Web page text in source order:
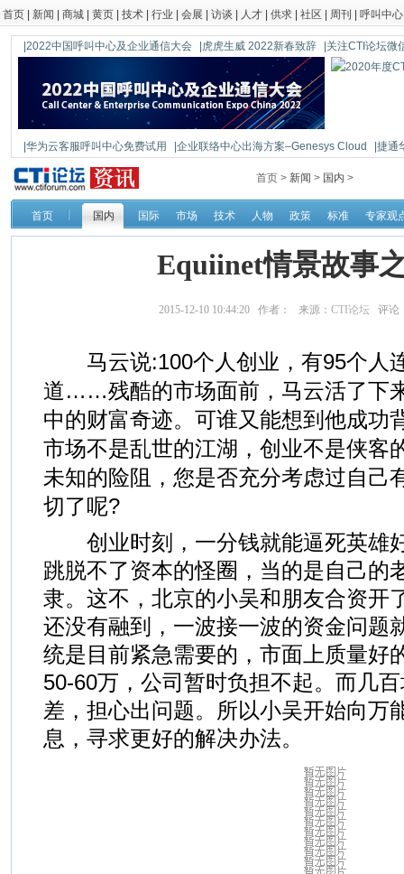
首页 新闻 商城 黄页 技术 行业 会展 访谈 人才 供求 社区 周刊 呼叫中心
|2022中国呼叫中心及企业通信大会 |虎虎生威 2022新春致辞 |关注CTI论坛微
|华为云客服呼叫中心免费试用 |企业联络中心出海方案–Genesys Cloud
|捷通
|鼎信通达新一代语音网关DAG1000-4S
首页 > 新闻 > 国内 >
首页 国内 国际 市场 技术 人物 政策 标准 专家观
Equiinet情景故事
2015-12-10 10:44:20 作者： 来源： CTI论坛 评论
马云说:100个人创业，有95个人
道……残酷的市场面前，马云活了下
中的财富奇迹。可谁又能想到他成功
市场不是乱世的江湖，创业不是侠客
未知的险阻，您是否充分考虑过自己
切了呢?
创业时刻，一分钱就能逼死英雄
跳脱不了资本的怪圈，当的是自己的
隶。这不，北京的小吴和朋友合资开
还没有融到，一波接一波的资金问题
统是目前紧急需要的，市面上质量好
50-60万，公司暂时负担不起。而几
差，担心出问题。所以小吴开始向万
息，寻求更好的解决办法。